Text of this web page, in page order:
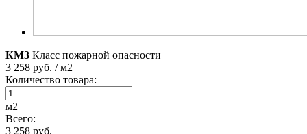
КМ3 Класс пожарной опасности
3 258 руб. / м2
Количество товара:
м2
Всего:
3 258 руб.